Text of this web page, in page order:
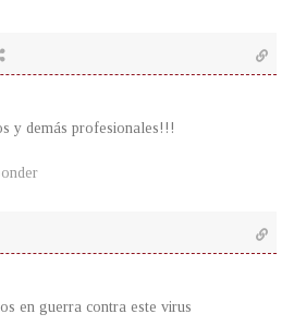
y demás profesionales!!!
en guerra contra este virus